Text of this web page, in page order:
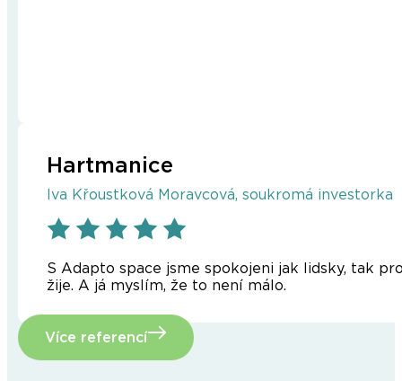
Hartmanice
Iva Křoustková Moravcová, soukromá investorka
S Adapto space jsme spokojeni jak lidsky, tak
žije. A já myslím, že to není málo.
Více referencí